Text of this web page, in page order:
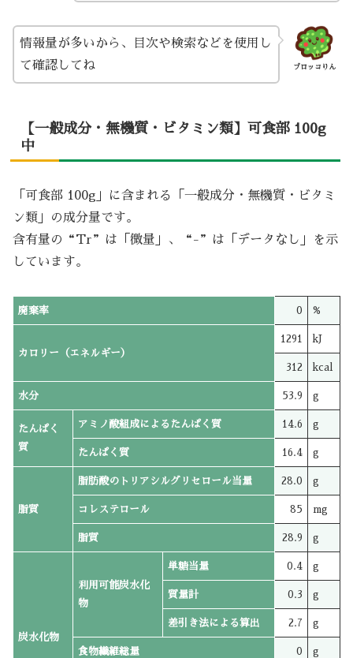
ブロッコりん
情報量が多いから、目次や検索などを使用し
て確認してね
【一般成分・無機質・ビタミン類】可食部 100g
中
「可食部 100g」に含まれる「一般成分・無機質・ビタミ
ン類」の成分量です。
含有量の“Tr”は「微量」、“-”は「データなし」を示
しています。
廃棄率 0 %
カロリー（エネルギー）
1291 kJ
312 kcal
水分 53.9 g
たんぱく
質
アミノ酸組成によるたんぱく質 14.6 g
たんぱく質 16.4 g
脂質
脂肪酸のトリアシルグリセロール当量 28.0 g
コレステロール 85 mg
脂質 28.9 g
炭水化物
利用可能炭水化
物
単糖当量 0.4 g
質量計 0.3 g
差引き法による算出 2.7 g
食物繊維総量 0 g